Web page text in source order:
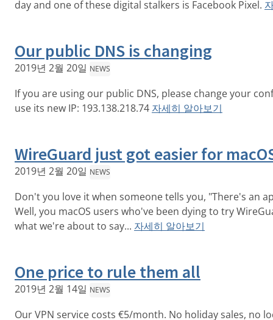
day and one of these digital stalkers is Facebook Pixel.
Our public DNS is changing
2019년 2월 20일 NEWS
If you are using our public DNS, please change your
use its new IP: 193.138.218.74 자세히 알아보기
WireGuard just got easier for
2019년 2월 20일 NEWS
Don't you love it when someone tells you, "There's an
Well, you macOS users who've been dying to try
what we're about to say... 자세히 알아보기
One price to rule them all
2019년 2월 14일 NEWS
Our VPN service costs €5/month. No holiday sales, no